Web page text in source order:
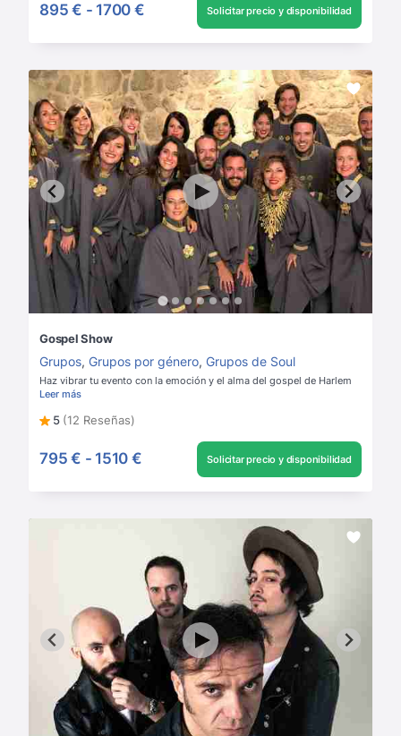
895 € - 1700 € Solicitar precio y disponibilidad
Gospel Show
Grupos, Grupos por género, Grupos de Soul
Haz vibrar tu evento con la emoción y el alma del gospel de Harlem
Leer más
5 (12 Reseñas)
795 € - 1510 € Solicitar precio y disponibilidad